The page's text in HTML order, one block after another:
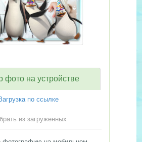
фото на устройстве
по ссылке
из загруженных